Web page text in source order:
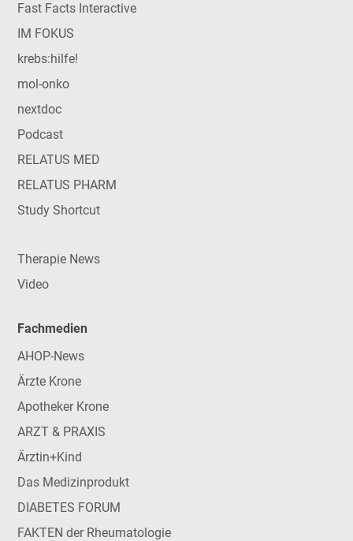
Fast Facts Interactive
IM FOKUS
krebs:hilfe!
mol-onko
nextdoc
Podcast
RELATUS MED
RELATUS PHARM
Study Shortcut
Therapie News
Video
Fachmedien
AHOP-News
Ärzte Krone
Apotheker Krone
ARZT & PRAXIS
Ärztin+Kind
Das Medizinprodukt
DIABETES FORUM
FAKTEN der Rheumatologie